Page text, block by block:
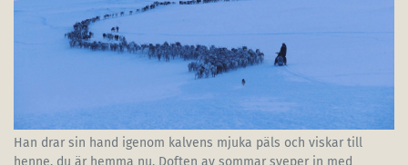
Han drar sin hand igenom kalvens mjuka päls och viskar till
henne, du är hemma nu. Doften av sommar sveper in med